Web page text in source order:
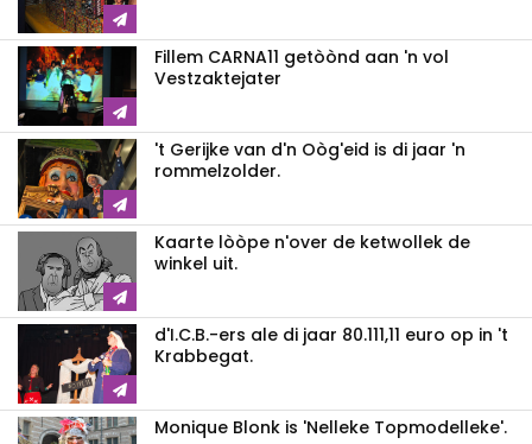
Fillem CARNA11 getòònd aan 'n vol
Vestzaktejater
't Gerijke van d'n Oòg'eid is di jaar 'n
rommelzolder.
Kaarte lòòpe n'over de ketwollek de
winkel uit.
d'I.C.B.-ers ale di jaar 80.111,11 euro op in 't
Krabbegat.
Monique Blonk is 'Nelleke Topmodelleke'.